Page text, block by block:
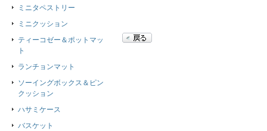
ミニタペストリー
ミニクッション
ティーコゼー＆ポットマッ
ト
ランチョンマット
ソーイングボックス＆ピン
クッション
ハサミケース
バスケット